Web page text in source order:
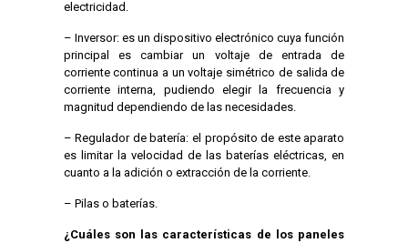
electricidad.
– Inversor: es un dispositivo electrónico cuya función
principal es cambiar un voltaje de entrada de
corriente continua a un voltaje simétrico de salida de
corriente interna, pudiendo elegir la frecuencia y
magnitud dependiendo de las necesidades.
– Regulador de batería: el propósito de este aparato
es limitar la velocidad de las baterías eléctricas, en
cuanto a la adición o extracción de la corriente.
– Pilas o baterías.
¿Cuáles son las características de los paneles